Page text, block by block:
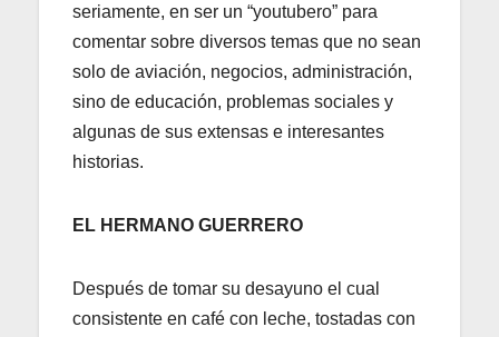
seriamente, en ser un “youtubero” para
comentar sobre diversos temas que no sean
solo de aviación, negocios, administración,
sino de educación, problemas sociales y
algunas de sus extensas e interesantes
historias.
EL HERMANO GUERRERO
Después de tomar su desayuno el cual
consistente en café con leche, tostadas con